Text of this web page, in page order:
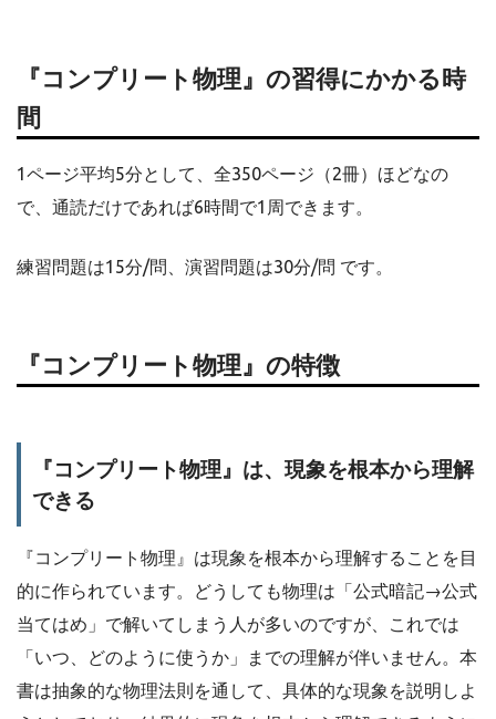
『コンプリート物理』の習得にかかる時
間
1ページ平均5分として、全350ページ（2冊）ほどなの
で、通読だけであれば6時間で1周できます。
練習問題は15分/問、演習問題は30分/問 です。
『コンプリート物理』の特徴
『コンプリート物理』は、現象を根本から理解
できる
『コンプリート物理』は現象を根本から理解することを目
的に作られています。どうしても物理は「公式暗記→公式
当てはめ」で解いてしまう人が多いのですが、これでは
「いつ、どのように使うか」までの理解が伴いません。本
書は抽象的な物理法則を通して、具体的な現象を説明しよ